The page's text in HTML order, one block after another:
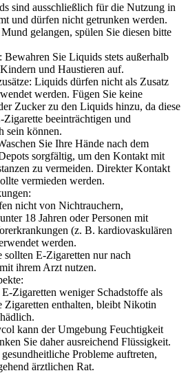
sind ausschließlich für die Nutzung in
und dürfen nicht getrunken werden.
gelangen, spülen Sie diesen bitte
Bewahren Sie Liquids stets außerhalb
und Haustieren auf.
Liquids dürfen nicht als Zusatz
werden. Fügen Sie keine
Zucker zu den Liquids hinzu, da diese
beeinträchtigen und
sein können.
Sie Ihre Hände nach dem
sorgfältig, um den Kontakt mit
zu vermeiden. Direkter Kontakt
vermieden werden.
nicht von Nichtrauchern,
18 Jahren oder Personen mit
(z. B. kardiovaskulären
werden.
sollten E-Zigaretten nur nach
ihrem Arzt nutzen.
Zigaretten weniger Schadstoffe als
Zigaretten enthalten, bleibt Nikotin
kann der Umgebung Feuchtigkeit
Sie daher ausreichend Flüssigkeit.
Probleme auftreten,
ärztlichen Rat.